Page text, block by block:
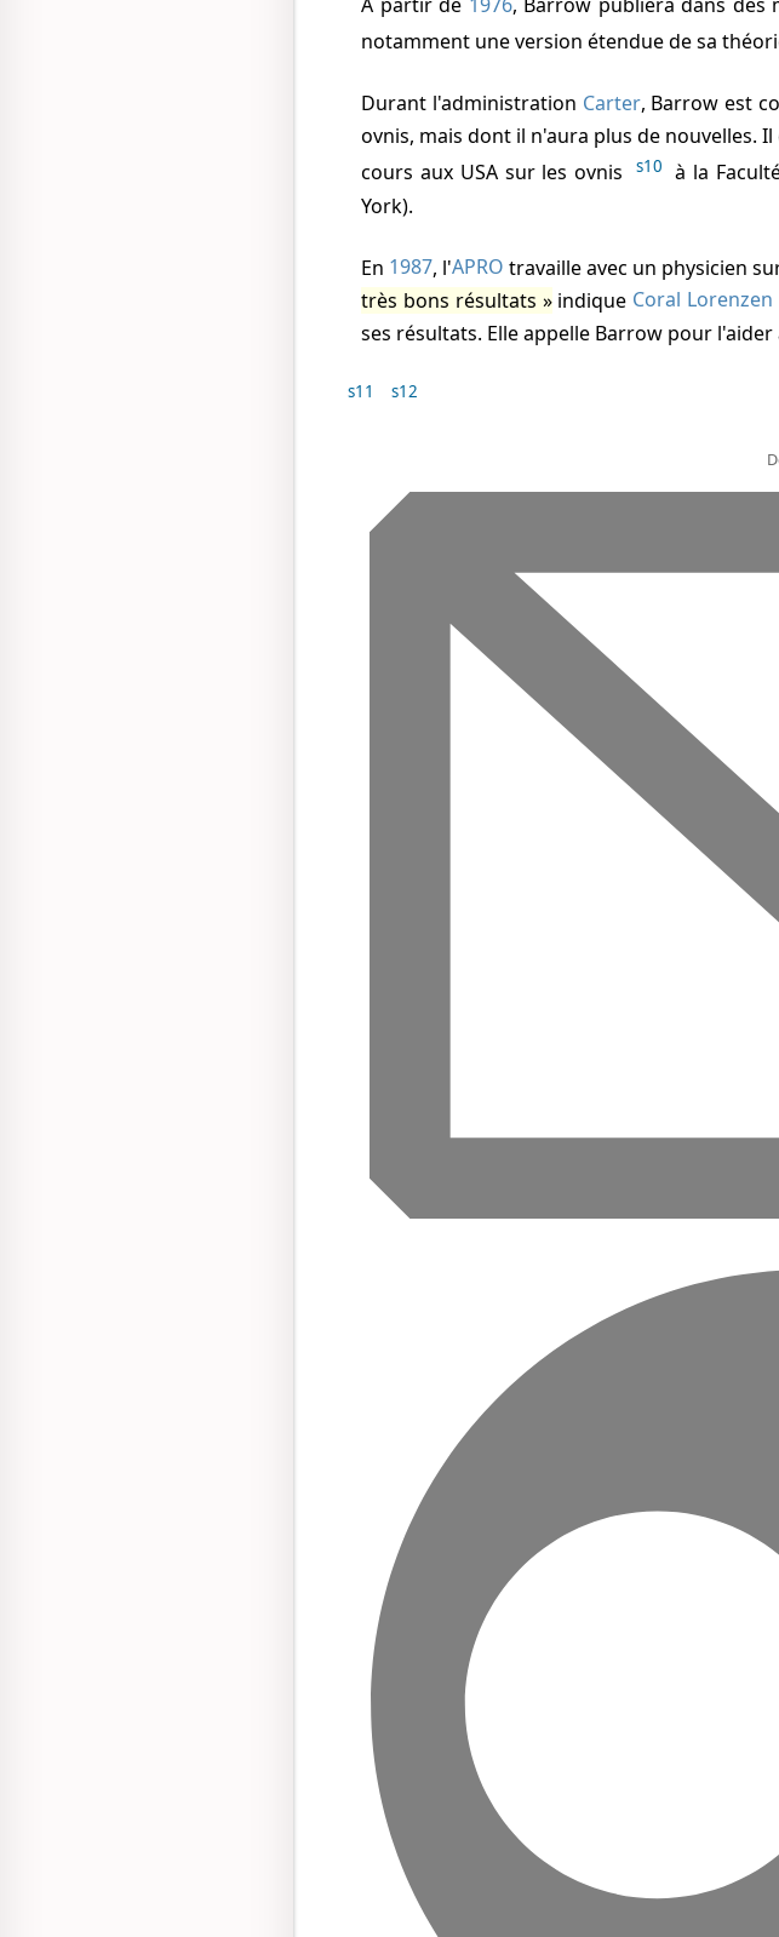
notamment une version étendue de sa
Durant l'administration Carter, Barrow est
ovnis, mais dont il n'aura plus de nouvelles.
cours aux USA sur les ovnis
s10
à la
York).
En 1987, l'APRO travaille avec un physicien
très bons résultats
indique Coral Lorenzen
ses résultats. Elle appelle Barrow pour
s11 s12